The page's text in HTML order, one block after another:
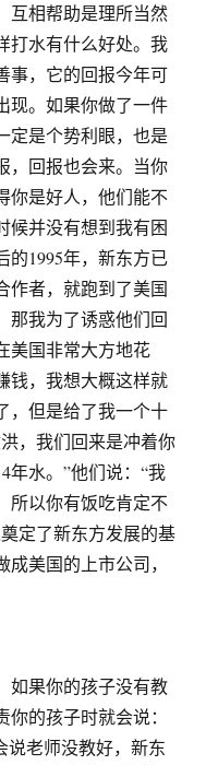
互相帮助是理所当然
打水有什么好处。我
事，它的回报今年可
现。如果你做了一件
定是个势利眼，也是
，回报也会来。当你
你是好人，他们能不
候并没有想到我有困
的1995年，新东方已
作者，就跑到了美国
那我为了诱惑他们回
美国非常大方地花
钱，我想大概这样就
，但是给了我一个十
，我们回来是冲着你
年水。”他们说：“我
所以你有饭吃肯定不
定了新东方发展的基
美国的上市公司，
果你的孩子没有教
的孩子时就会说：
说老师没教好，新东